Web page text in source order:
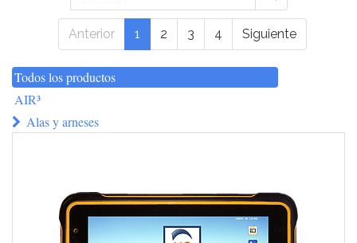
Anterior 1 2 3 4 Siguiente
Todos los productos
AIR³
Alas y arneses